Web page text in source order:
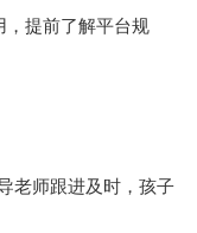
，提前了解平台规
老师跟进及时，孩子